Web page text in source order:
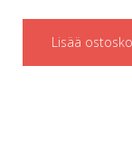
Lisää